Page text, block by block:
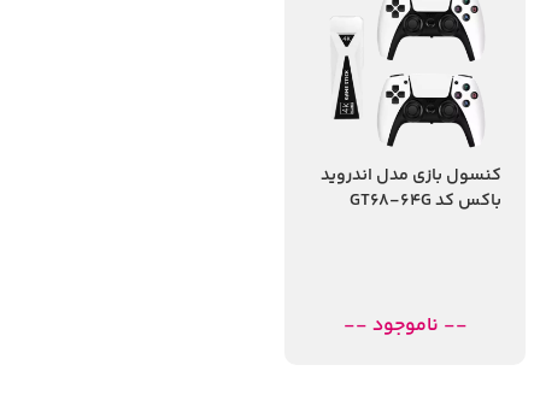
کنسول بازی مدل اندروید
باکس کد GT68-64G
-- ناموجود --